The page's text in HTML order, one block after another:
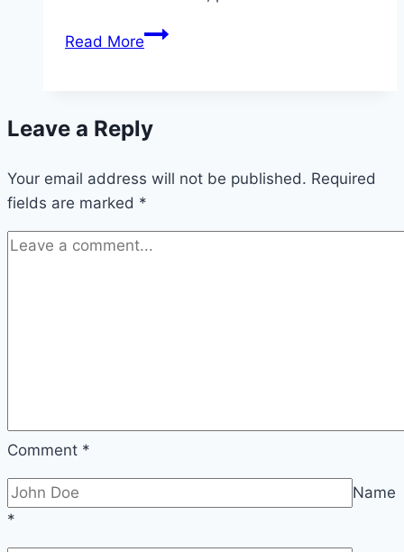
Read MoreFlight
Filmyzilla
Leave a Reply
Your email address will not be published. Required
fields are marked *
Comment *
Name
*